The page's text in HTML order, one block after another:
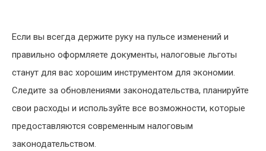
Если вы всегда держите руку на пульсе изменений и
правильно оформляете документы, налоговые льготы
станут для вас хорошим инструментом для экономии.
Следите за обновлениями законодательства, планируйте
свои расходы и используйте все возможности, которые
предоставляются современным налоговым
законодательством.